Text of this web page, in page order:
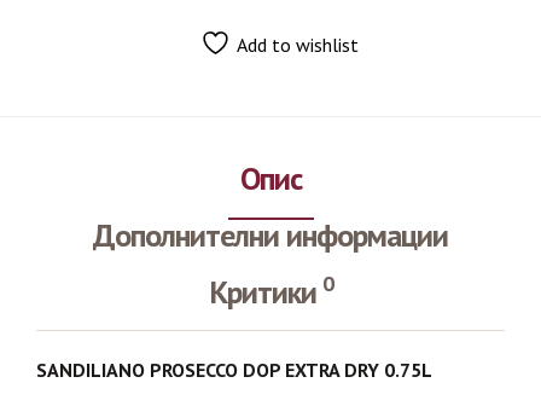
Add to wishlist
Опис
Дополнителни информации
Критики 0
SANDILIANO PROSECCO DOP EXTRA DRY 0.75L